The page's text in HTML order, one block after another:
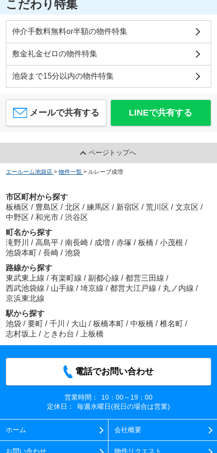
こだわり特集
仲介手数料無料or半額の物件特集
敷金礼金ゼロの物件特集
池袋まで15分以内の物件特集
メールで共有する LINEで共有する
ページトップへ
エールーム池袋店 > 物件一覧 > ルレーブ成増
市区町村から探す
板橋区 / 豊島区 / 北区 / 練馬区 / 新宿区 / 荒川区 / 文京区 /
中野区 / 和光市 / 渋谷区
町名から探す
滝野川 / 高島平 / 南長崎 / 成増 / 赤塚 / 板橋 / 小茂根 /
池袋本町 / 長崎 / 池袋
路線から探す
東武東上線 / 有楽町線 / 副都心線 / 都営三田線 /
西武池袋線 / 山手線 / 埼京線 / 都営大江戸線 / 丸ノ内線 /
京浜東北線
駅から探す
池袋 / 要町 / 千川 / 大山 / 板橋本町 / 中板橋 / 椎名町 /
志村坂上 / ときわ台 / 上板橋
電話でお問い合わせ
営業時間：
10：00～19：00
定休日：
毎週水曜日(祝日の場合は営業)
ホーム 会社概要
お問い合わせ 物件リクエスト